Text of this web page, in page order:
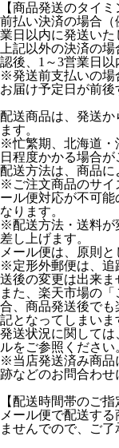
【商品発送のタイミ
前払い決済の場合
業日以内に発送いた
上記以外の決済の
認後、1～3営業日以
※発送前支払いの場
お届け予定日が前後
配送商品は、発送か
ます。
※忙繁期、北海道・
日程度かかる場合が
配送方法は、商品に
※ご注文商品のサイ
ール便対応が不可
なります。
※配送方法・送料が
差し上げます。
メール便は、原則
※定形外郵便は、追
送後の変更は出来ま
また、楽天市場の
合、商品発送後で
記となってしまいま
発送状況に関して
ルをご参照ください
※当店発送済み商品
跡などのお問合わせ
【配送時間帯のご指
メール便で配送す
ませんでので、ご了